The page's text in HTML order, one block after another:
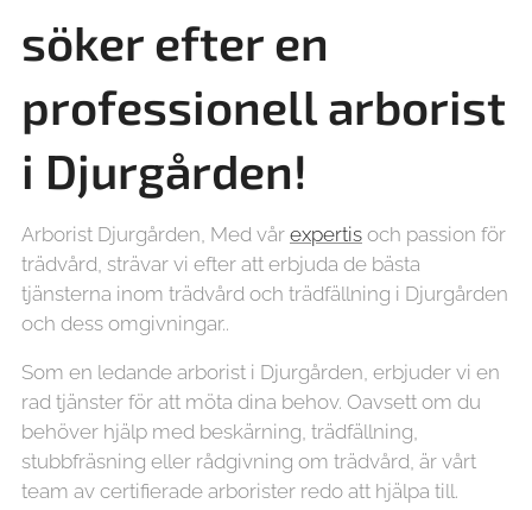
söker efter en
professionell arborist
i Djurgården!
Arborist Djurgården, Med vår expertis och passion för
trädvård, strävar vi efter att erbjuda de bästa
tjänsterna inom trädvård och trädfällning i Djurgården
och dess omgivningar..
Som en ledande arborist i Djurgården, erbjuder vi en
rad tjänster för att möta dina behov. Oavsett om du
behöver hjälp med beskärning, trädfällning,
stubbfräsning eller rådgivning om trädvård, är vårt
team av certifierade arborister redo att hjälpa till.